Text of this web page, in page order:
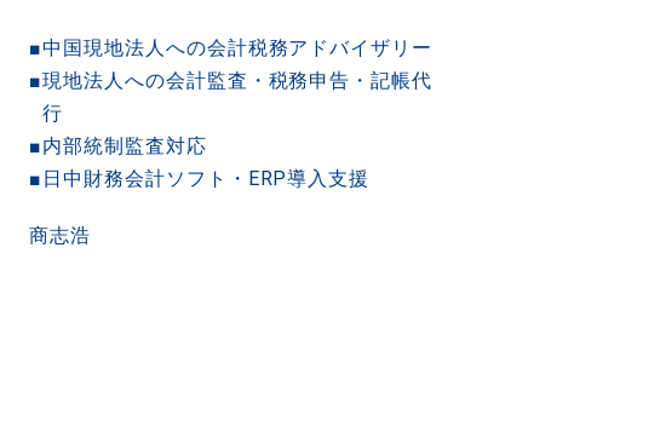
中国現地法人への会計税務アドバイザリー
現地法人への会計監査・税務申告・記帳代
行
内部統制監査対応
日中財務会計ソフト・ERP導入支援
商志浩